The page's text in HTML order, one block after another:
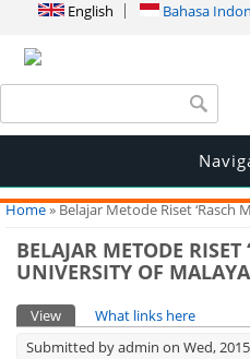
English Bahasa
Search form
You are here
Home» Belajar Metode Riset ‘Rasch
BELAJAR METODE RISET
UNIVERSITY OF MALAYA
Primary tabs
View (active tab)
What links here
Submitted byadmin on Wed,